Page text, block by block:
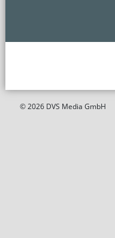
© 2026 DVS Media GmbH